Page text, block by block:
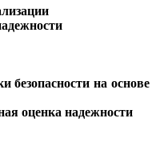
безопасности на основе
оценка надежности